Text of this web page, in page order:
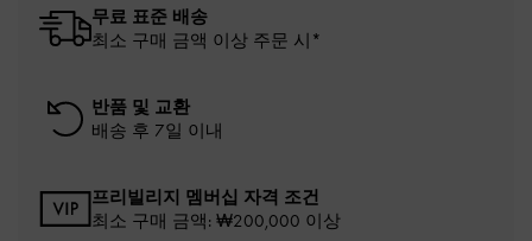
무료 표준 배송
최소 구매 금액 이상 주문 시*
반품 및 교환
배송 후 7일 이내
프리빌리지 멤버십 자격 조건
최소 구매 금액: ₩200,000 이상